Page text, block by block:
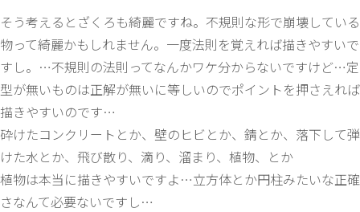
そう考えるとざくろも綺麗ですね。不規則な形で崩壊している
物って綺麗かもしれません。一度法則を覚えれば描きやすいで
すし。…不規則の法則ってなんかワケ分からないですけど…定
型が無いものは正解が無いに等しいのでポイントを押さえれば
描きやすいのです…
砕けたコンクリートとか、壁のヒビとか、錆とか、落下して弾
けた水とか、飛び散り、滴り、溜まり、植物、とか
植物は本当に描きやすいですよ…立方体とか円柱みたいな正確
さなんて必要ないですし…